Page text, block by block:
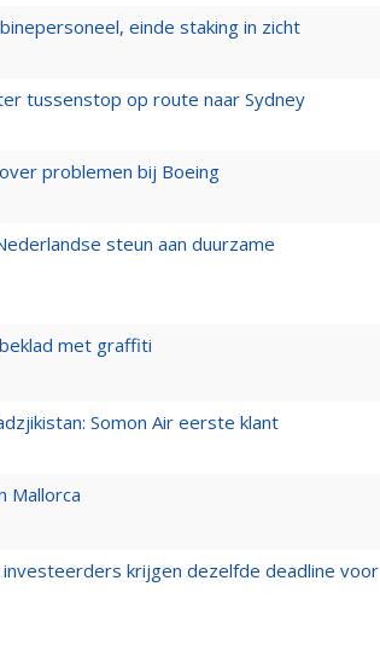
einde staking in zicht
tussenstop op route naar Sydney
problemen bij Boeing
steun aan duurzame
met graffiti
Somon Air eerste klant
Mallorca
krijgen dezelfde deadline voor